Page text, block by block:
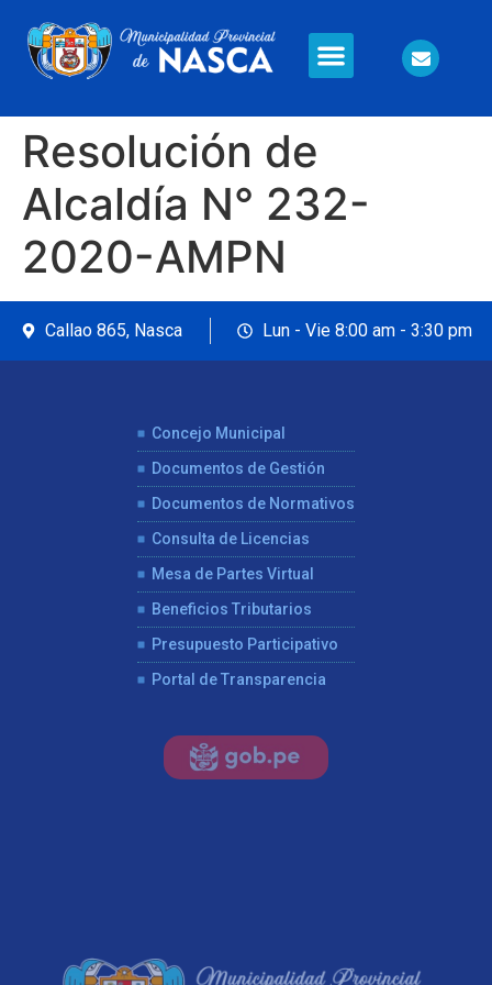
Resolución de
Alcaldía N° 232-
2020-AMPN
Callao 865, Nasca Lun - Vie 8:00 am - 3:30 pm
Concejo Municipal
Documentos de Gestión
Documentos de Normativos
Consulta de Licencias
Mesa de Partes Virtual
Beneficios Tributarios
Presupuesto Participativo
Portal de Transparencia